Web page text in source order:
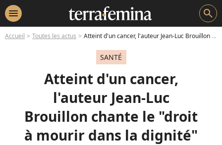
menu search
Accueil Toutes les actus Atteint d'un cancer, l'auteur Jean-Luc Brouillon chante le "droit à mourir dans la dignité"
SANTÉ
Atteint d'un cancer,
l'auteur Jean-Luc
Brouillon chante le "droit
à mourir dans la dignité"